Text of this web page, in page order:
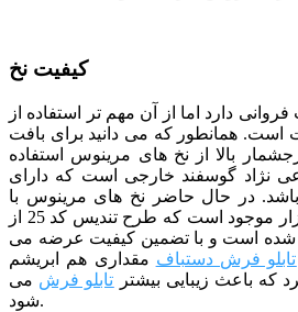
کیفیت نخ
دارد اما از آن مهم تر استفاده از
است. همانطور که می دانید برای بافت
بالا از نخ های مرینوس استفاده
نژاد گوسفند خارجی است که دارای
در حال حاضر نخ های مرینوس با
سطوح کیفی مختلف در بازار موجود است که طرح تندیس کد 25 از
شده است و با تضمین کیفیت عرضه می
تابلو فرش دستباف مقداری هم ابریشم
که باعث زیبایی بیشتر
تابلو فرش می
شود.